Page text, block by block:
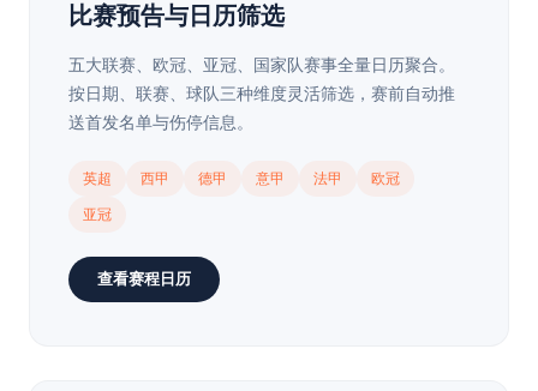
比赛预告与日历筛选
五大联赛、欧冠、亚冠、国家队赛事全量日历聚合。
按日期、联赛、球队三种维度灵活筛选，赛前自动推
送首发名单与伤停信息。
英超 西甲 德甲 意甲 法甲
欧冠
亚冠
查看赛程日历